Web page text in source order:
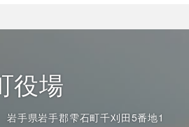
役場
手県岩手郡雫石町千刈田5番地1